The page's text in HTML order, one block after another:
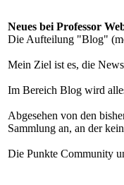
Neues bei Professor
Die Aufteilung "Blog"
Mein Ziel ist es, die
Im Bereich Blog wird
Abgesehen von den
Sammlung an, an der
Die Punkte Community